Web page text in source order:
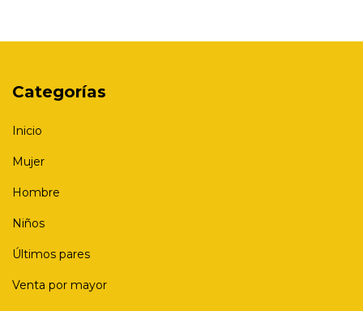
Categorías
Inicio
Mujer
Hombre
Niños
Últimos pares
Venta por mayor